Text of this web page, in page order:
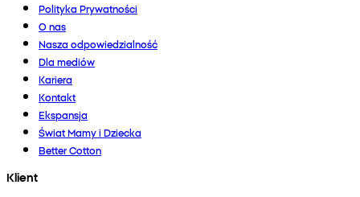
Polityka Prywatności
O nas
Nasza odpowiedzialność
Dla mediów
Kariera
Kontakt
Ekspansja
Świat Mamy i Dziecka
Better Cotton
Klient